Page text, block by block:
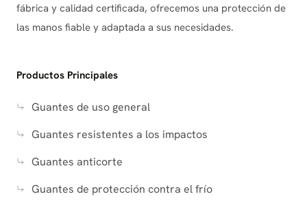
fábrica y calidad certificada, ofrecemos una protección de
las manos fiable y adaptada a sus necesidades.
Productos Principales
Guantes de uso general
Guantes resistentes a los impactos
Guantes anticorte
Guantes de protección contra el frío